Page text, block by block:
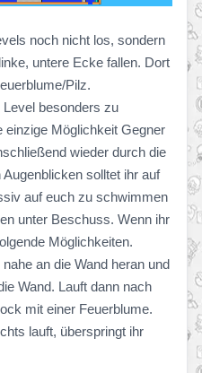
noch nicht los, sondern
untere Ecke fallen. Dort
Pilz.
besonders zu
einzige Möglichkeit Gegner
wieder durch die
solltet ihr auf
auf euch zu schwimmen
unter Beschuss. Wenn ihr
Möglichkeiten.
an die Wand heran und
Wand. Lauft dann nach
mit einer Feuerblume.
lauft, überspringt ihr